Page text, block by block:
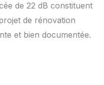
de 22 dB constituent
de rénovation
et bien documentée.